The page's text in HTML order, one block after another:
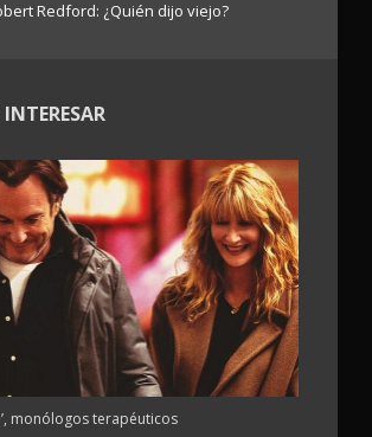
Redford: ¿Quién dijo viejo?
INTERESAR
monólogos terapéuticos